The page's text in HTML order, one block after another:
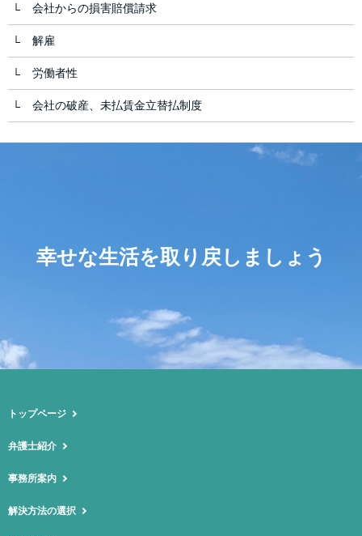
会社からの損害賠償請求
解雇
労働者性
会社の破産、未払賃金立替払制度
幸せな生活を取り戻しましょう
トップページ
弁護士紹介
事務所案内
解決方法の選択